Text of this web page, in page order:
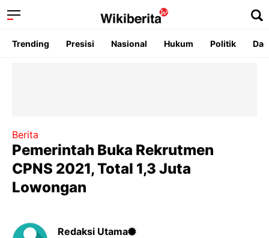
Trending Presisi Nasional Hukum Politik
Berita
Pemerintah Buka Rekrutmen
CPNS 2021, Total 1,3 Juta
Lowongan
Redaksi Utama